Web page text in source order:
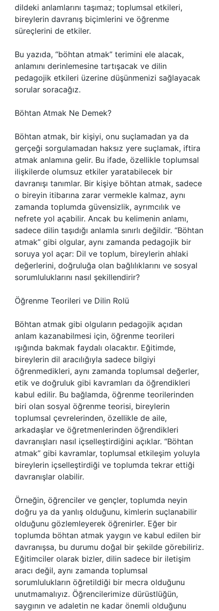
dildeki anlamlarını taşımaz; toplumsal etkileri,
bireylerin davranış biçimlerini ve öğrenme
süreçlerini de etkiler.
Bu yazıda, “böhtan atmak” terimini ele alacak,
anlamını derinlemesine tartışacak ve dilin
pedagojik etkileri üzerine düşünmenizi sağlayacak
sorular soracağız.
Böhtan Atmak Ne Demek?
Böhtan atmak, bir kişiyi, onu suçlamadan ya da
gerçeği sorgulamadan haksız yere suçlamak, iftira
atmak anlamına gelir. Bu ifade, özellikle toplumsal
ilişkilerde olumsuz etkiler yaratabilecek bir
davranışı tanımlar. Bir kişiye böhtan atmak, sadece
o bireyin itibarına zarar vermekle kalmaz, aynı
zamanda toplumda güvensizlik, ayrımcılık ve
nefrete yol açabilir. Ancak bu kelimenin anlamı,
sadece dilin taşıdığı anlamla sınırlı değildir. “Böhtan
atmak” gibi olgular, aynı zamanda pedagojik bir
soruya yol açar: Dil ve toplum, bireylerin ahlaki
değerlerini, doğruluğa olan bağlılıklarını ve sosyal
sorumluluklarını nasıl şekillendirir?
Öğrenme Teorileri ve Dilin Rolü
Böhtan atmak gibi olguların pedagojik açıdan
anlam kazanabilmesi için, öğrenme teorileri
ışığında bakmak faydalı olacaktır. Eğitimde,
bireylerin dil aracılığıyla sadece bilgiyi
öğrenmedikleri, aynı zamanda toplumsal değerler,
etik ve doğruluk gibi kavramları da öğrendikleri
kabul edilir. Bu bağlamda, öğrenme teorilerinden
biri olan sosyal öğrenme teorisi, bireylerin
toplumsal çevrelerinden, özellikle de aile,
arkadaşlar ve öğretmenlerinden öğrendikleri
davranışları nasıl içselleştirdiğini açıklar. “Böhtan
atmak” gibi kavramlar, toplumsal etkileşim yoluyla
bireylerin içselleştirdiği ve toplumda tekrar ettiği
davranışlar olabilir.
Örneğin, öğrenciler ve gençler, toplumda neyin
doğru ya da yanlış olduğunu, kimlerin suçlanabilir
olduğunu gözlemleyerek öğrenirler. Eğer bir
toplumda böhtan atmak yaygın ve kabul edilen bir
davranışsa, bu durumu doğal bir şekilde görebiliriz.
Eğitimciler olarak bizler, dilin sadece bir iletişim
aracı değil, aynı zamanda toplumsal
sorumlulukların öğretildiği bir mecra olduğunu
unutmamalıyız. Öğrencilerimize dürüstlüğün,
saygının ve adaletin ne kadar önemli olduğunu